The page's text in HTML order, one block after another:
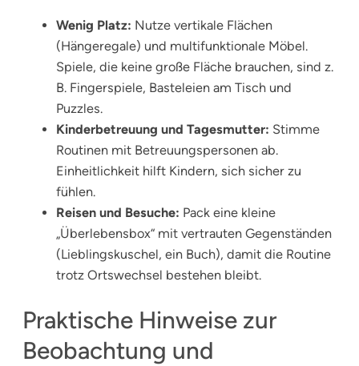
Wenig Platz: Nutze vertikale Flächen
(Hängeregale) und multifunktionale Möbel.
Spiele, die keine große Fläche brauchen, sind z.
B. Fingerspiele, Basteleien am Tisch und
Puzzles.
Kinderbetreuung und Tagesmutter: Stimme
Routinen mit Betreuungspersonen ab.
Einheitlichkeit hilft Kindern, sich sicher zu
fühlen.
Reisen und Besuche: Pack eine kleine
„Überlebensbox“ mit vertrauten Gegenständen
(Lieblingskuschel, ein Buch), damit die Routine
trotz Ortswechsel bestehen bleibt.
Praktische Hinweise zur
Beobachtung und